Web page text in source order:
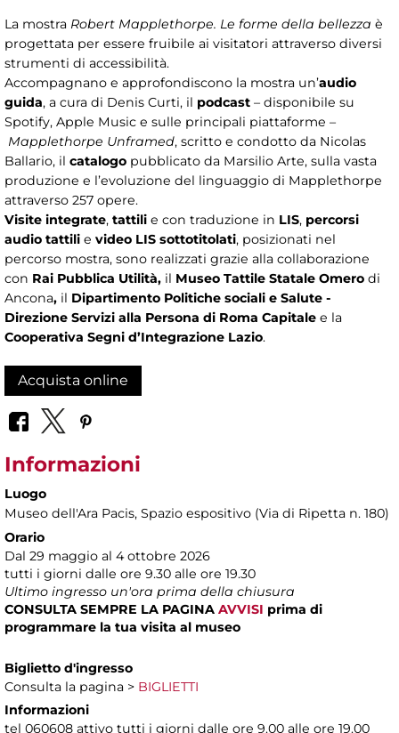
La mostra Robert Mapplethorpe. Le forme della bellezza è
progettata per essere fruibile ai visitatori attraverso diversi
strumenti di accessibilità.
Accompagnano e approfondiscono la mostra un’audio
guida, a cura di Denis Curti, il podcast – disponibile su
Spotify, Apple Music e sulle principali piattaforme –
Mapplethorpe Unframed, scritto e condotto da Nicolas
Ballario, il catalogo pubblicato da Marsilio Arte, sulla vasta
produzione e l’evoluzione del linguaggio di Mapplethorpe
attraverso 257 opere.
Visite integrate, tattili e con traduzione in LIS, percorsi
audio tattili e video LIS sottotitolati, posizionati nel
percorso mostra, sono realizzati grazie alla collaborazione
con Rai Pubblica Utilità, il Museo Tattile Statale Omero di
Ancona, il Dipartimento Politiche sociali e Salute -
Direzione Servizi alla Persona di Roma Capitale e la
Cooperativa Segni d’Integrazione Lazio.
Acquista online
Informazioni
Luogo
Museo dell'Ara Pacis, Spazio espositivo (Via di Ripetta n. 180)
Orario
Dal 29 maggio al 4 ottobre 2026
tutti i giorni dalle ore 9.30 alle ore 19.30
Ultimo ingresso un'ora prima della chiusura
CONSULTA SEMPRE LA PAGINA AVVISI prima di
programmare la tua visita al museo
Biglietto d'ingresso
Consulta la pagina > BIGLIETTI
Informazioni
tel 060608 attivo tutti i giorni dalle ore 9.00 alle ore 19.00